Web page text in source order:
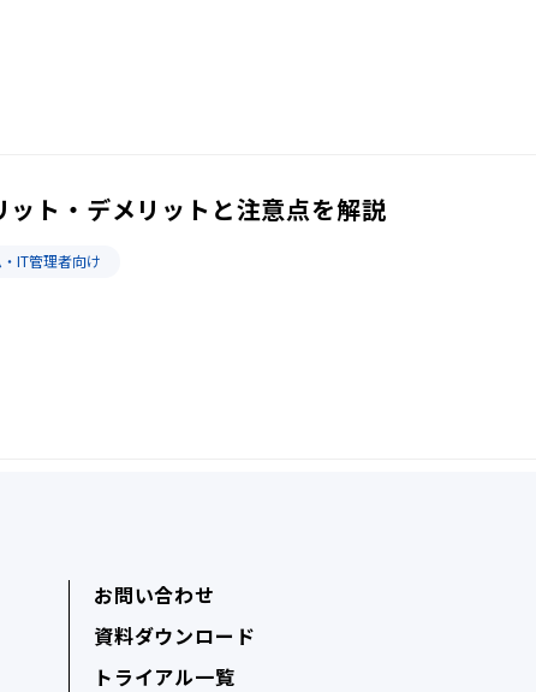
ト・デメリットと注意点を解説
IT管理者向け
お問い合わせ
資料ダウンロード
トライアル一覧